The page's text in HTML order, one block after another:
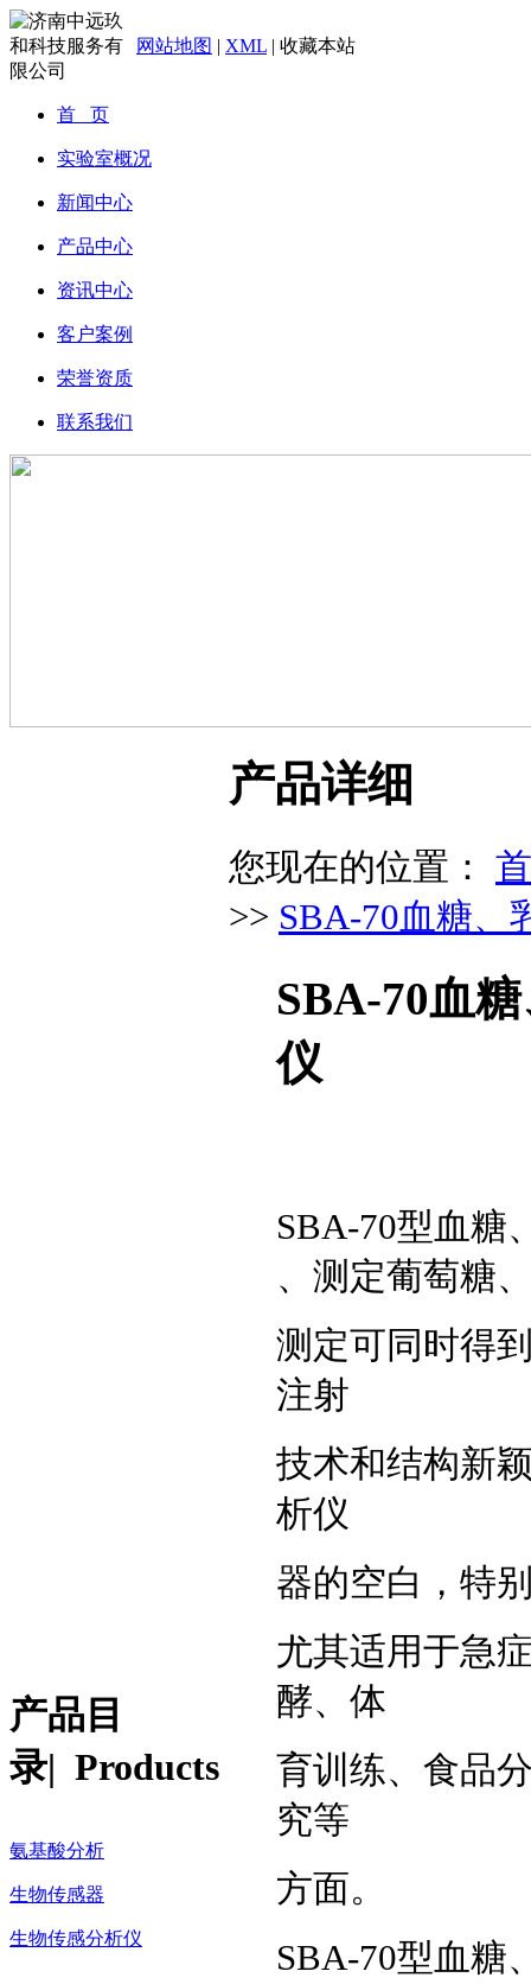
网站地图 | XML | 收藏本站
首 页
实验室概况
新闻中心
产品中心
资讯中心
客户案例
荣誉资质
联系我们
产品目
录| Products
氨基酸分析
生物传感器
生物传感分析仪
产品详细
您现在的位置：
>> SBA-70血糖、
SBA-70血
仪
SBA-70型血糖
、测定葡萄糖
测定可同时得
注射
技术和结构新
析仪
器的空白，特
尤其适用于急
酵、体
育训练、食品
究等
方面。
SBA-70型血糖